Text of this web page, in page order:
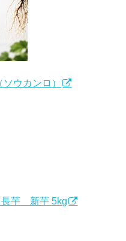
ウカンロ）
長芋 新芋 5kg